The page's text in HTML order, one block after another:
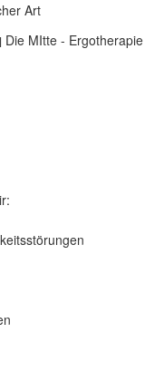
Art
Die MItte - Ergotherapie